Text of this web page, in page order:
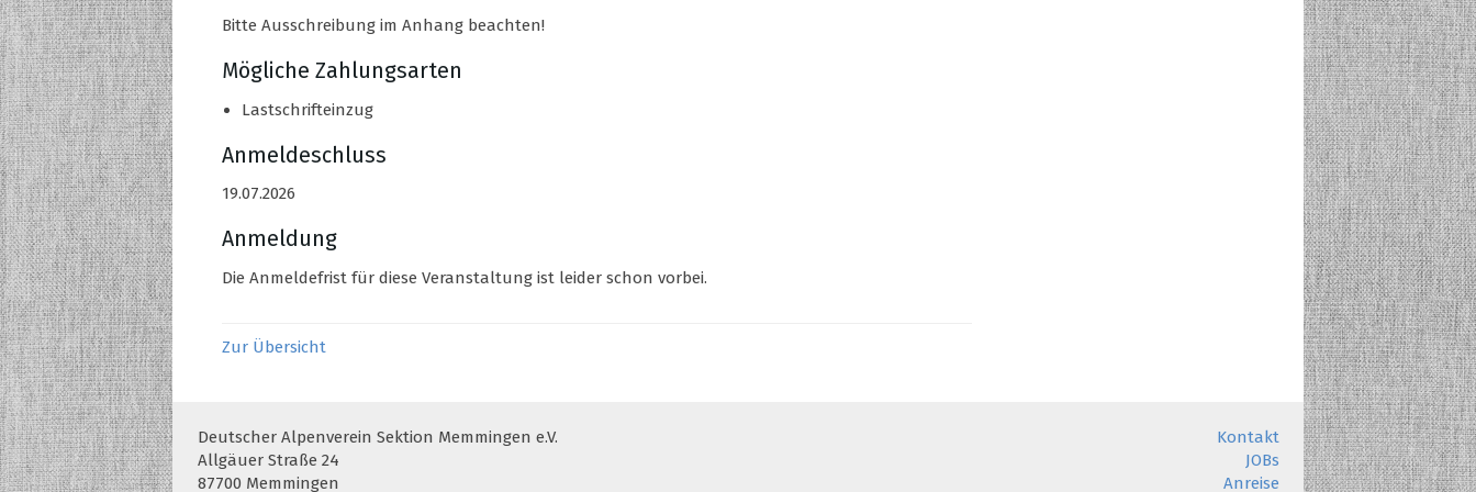
Bitte Ausschreibung im Anhang beachten!
Mögliche Zahlungsarten
Lastschrifteinzug
Anmeldeschluss
19.07.2026
Anmeldung
Die Anmeldefrist für diese Veranstaltung ist leider schon vorbei.
Zur Übersicht
Deutscher Alpenverein Sektion Memmingen e.V.
Allgäuer Straße 24
87700 Memmingen
Kontakt
JOBs
Anreise